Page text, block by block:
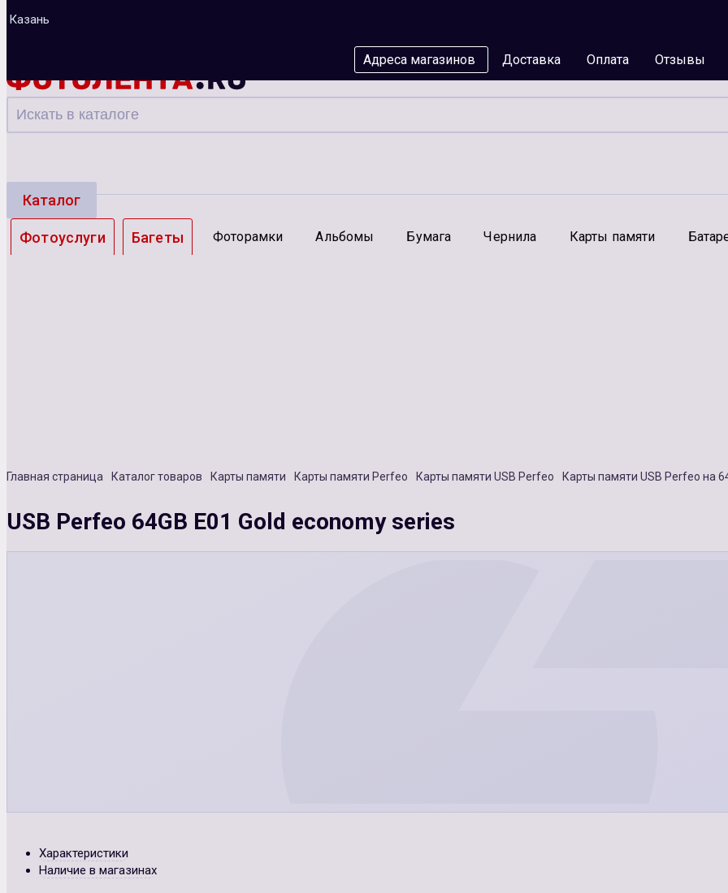
Казань
Адреса магазинов Доставка Оплата Отзывы
Каталог
Фотоуслуги Багеты Фоторамки Альбомы Бумага Чернила Карты памяти
Главная страница Каталог товаров Карты памяти Карты памяти Perfeo Карты памяти USB Perfeo Карты памяти USB Perfeo на
USB Perfeo 64GB E01 Gold economy series
Характеристики
Наличие в магазинах